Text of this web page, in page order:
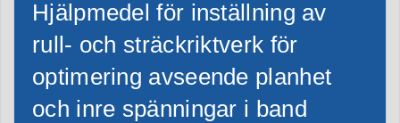
Hjälpmedel för inställning av
rull- och sträckriktverk för
optimering avseende planhet
och inre spänningar i band